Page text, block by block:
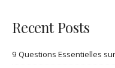
Recent Posts
9 Questions Essentielles